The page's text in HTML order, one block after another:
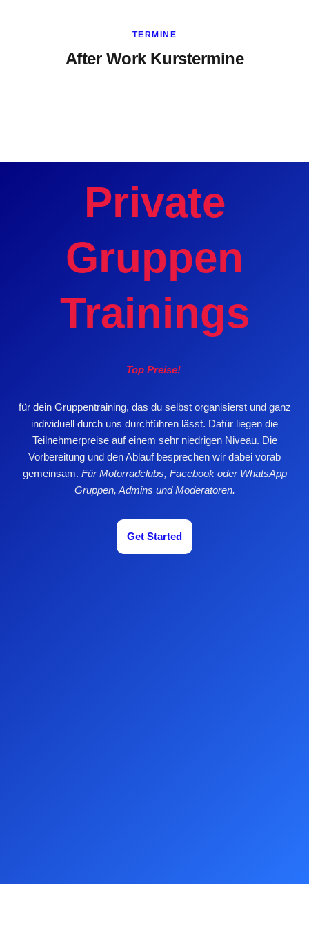
TERMINE
After Work Kurstermine
Private
Gruppen
Trainings
Top Preise!
für dein Gruppentraining, das du selbst organisierst und ganz
individuell durch uns durchführen lässt. Dafür liegen die
Teilnehmerpreise auf einem sehr niedrigen Niveau. Die
Vorbereitung und den Ablauf besprechen wir dabei vorab
gemeinsam. Für Motorradclubs, Facebook oder WhatsApp
Gruppen, Admins und Moderatoren.
Get Started